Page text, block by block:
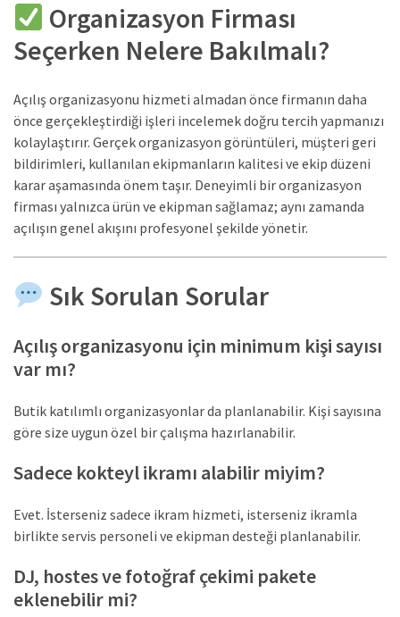
Organizasyon Firması
Seçerken Nelere Bakılmalı?
Açılış organizasyonu hizmeti almadan önce firmanın daha
önce gerçekleştirdiği işleri incelemek doğru tercih yapmanızı
kolaylaştırır. Gerçek organizasyon görüntüleri, müşteri geri
bildirimleri, kullanılan ekipmanların kalitesi ve ekip düzeni
karar aşamasında önem taşır. Deneyimli bir organizasyon
firması yalnızca ürün ve ekipman sağlamaz; aynı zamanda
açılışın genel akışını profesyonel şekilde yönetir.
Sık Sorulan Sorular
Açılış organizasyonu için minimum kişi sayısı
var mı?
Butik katılımlı organizasyonlar da planlanabilir. Kişi sayısına
göre size uygun özel bir çalışma hazırlanabilir.
Sadece kokteyl ikramı alabilir miyim?
Evet. İsterseniz sadece ikram hizmeti, isterseniz ikramla
birlikte servis personeli ve ekipman desteği planlanabilir.
DJ, hostes ve fotoğraf çekimi pakete
eklenebilir mi?